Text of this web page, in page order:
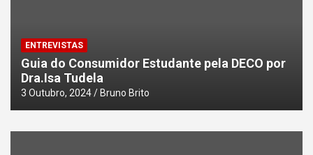
ENTREVISTAS
Guia do Consumidor Estudante pela DECO por
Dra.Isa Tudela
3 Outubro, 2024 Bruno Brito